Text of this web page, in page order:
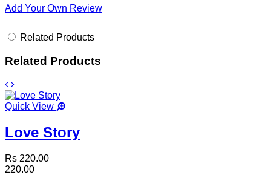
Add Your Own Review
Related Products
Related Products
Quick View
Love Story
Rs 220.00
220.00